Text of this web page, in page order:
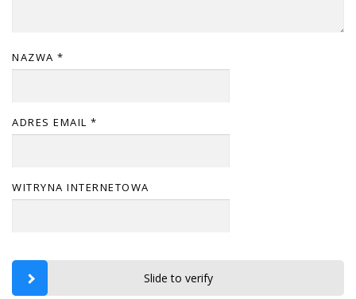
NAZWA *
ADRES EMAIL *
WITRYNA INTERNETOWA
Slide to verify